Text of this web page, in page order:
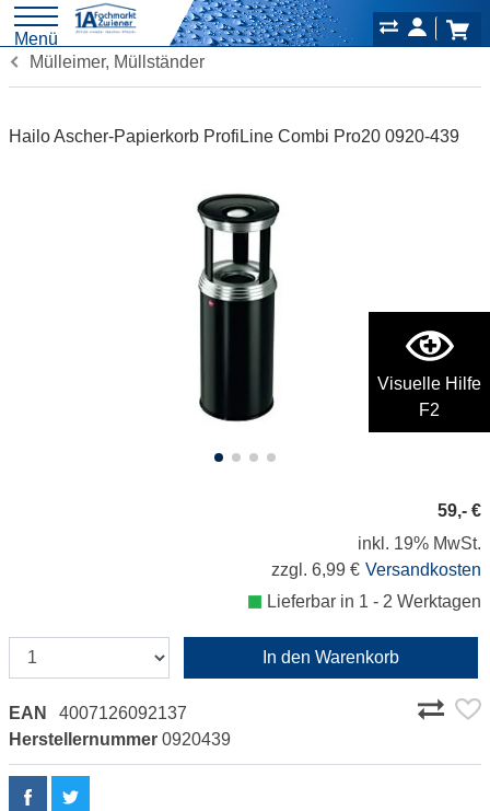
Visuelle Hilfe
F2
Menü
Mülleimer, Müllständer
Hailo Ascher-Papierkorb ProfiLine Combi Pro20 0920-439
59,- €
inkl. 19% MwSt.
zzgl. 6,99 € Versandkosten
Lieferbar in 1 - 2 Werktagen
In den Warenkorb
EAN
4007126092137
Herstellernummer 0920439